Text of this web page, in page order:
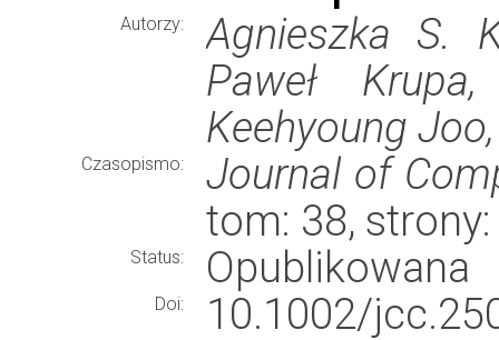
Autorzy:
Agnieszka S.
Paweł
Keehyoung
Czasopismo:
Journal of
tom: 38,
Status: Opublikowana
Doi:
10.1002/